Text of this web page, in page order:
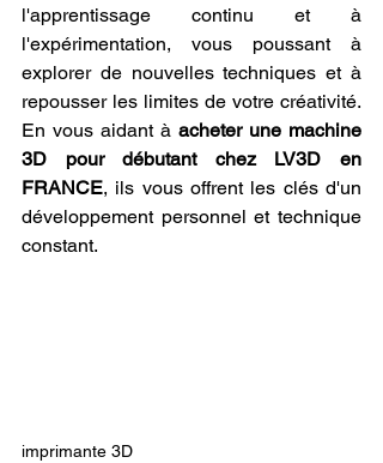
l'apprentissage continu et à
l'expérimentation, vous poussant à
explorer de nouvelles techniques et à
repousser les limites de votre créativité.
En vous aidant à acheter une machine
3D pour débutant chez LV3D en
FRANCE, ils vous offrent les clés d'un
développement personnel et technique
constant.
imprimante 3D